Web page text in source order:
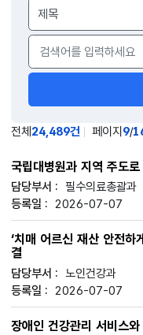
전체 24,489건 페이지 9/
국립대병원과 지역 주도
필수의료총괄과
2026-07-07
‘치매 어르신 재산 안전하
결
노인건강과
2026-07-07
장애인 건강관리 서비스